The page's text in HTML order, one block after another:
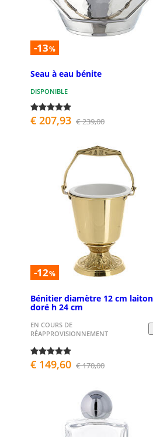
-13%
Seau à eau bénite
DISPONIBLE
€ 207,93 € 239,00
-12%
Bénitier diamètre 12 cm laiton
doré h 24 cm
EN COURS DE
RÉAPPROVISIONNEMENT
€ 149,60 € 170,00